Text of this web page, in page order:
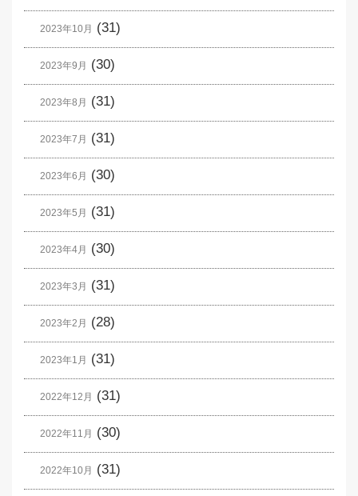
2023年10月 (31)
2023年9月 (30)
2023年8月 (31)
2023年7月 (31)
2023年6月 (30)
2023年5月 (31)
2023年4月 (30)
2023年3月 (31)
2023年2月 (28)
2023年1月 (31)
2022年12月 (31)
2022年11月 (30)
2022年10月 (31)